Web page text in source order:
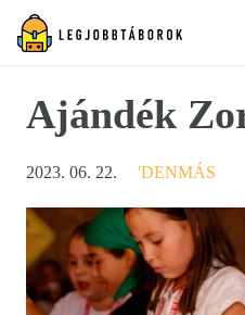
Ajándék
2023. 06. 22. 'DENMÁS